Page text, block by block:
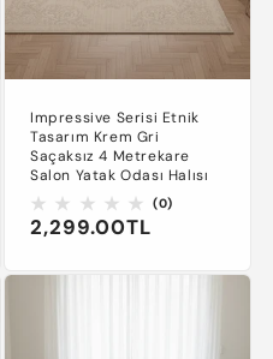
Impressive Serisi Etnik
Tasarım Krem Gri
Saçaksız 4 Metrekare
Salon Yatak Odası Halısı
(0)
Normal
2,299.00TL